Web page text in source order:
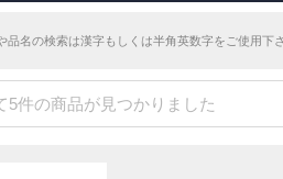
5件の商品が見つかりました